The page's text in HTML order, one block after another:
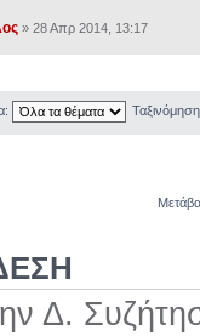
» 28 Απρ 2014, 13:17
Δ.